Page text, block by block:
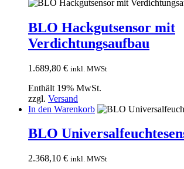
BLO Hackgutsensor mit
Verdichtungsaufbau
1.689,80 € inkl. MWSt
Enthält 19% MwSt.
zzgl. Versand
In den Warenkorb
BLO
2.368,10 € inkl. MWSt